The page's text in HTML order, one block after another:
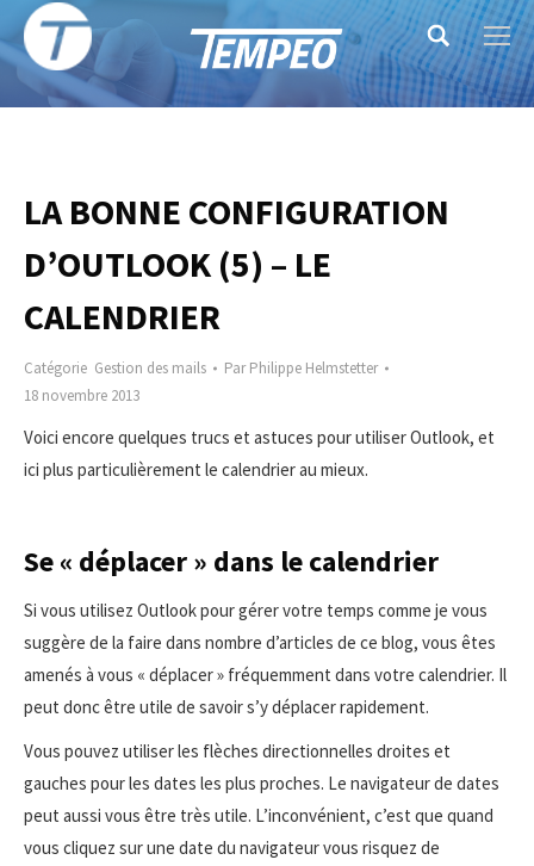
Search:
LA BONNE CONFIGURATION
D’OUTLOOK (5) – LE
CALENDRIER
Catégorie Gestion des mails ParPhilippe Helmstetter
18 novembre 2013
Voici encore quelques trucs et astuces pour utiliser Outlook, et
ici plus particulièrement le calendrier au mieux.
Se « déplacer » dans le calendrier
Si vous utilisez Outlook pour gérer votre temps comme je vous
suggère de la faire dans nombre d’articles de ce blog, vous êtes
amenés à vous « déplacer » fréquemment dans votre calendrier. Il
peut donc être utile de savoir s’y déplacer rapidement.
Vous pouvez utiliser les flèches directionnelles droites et
gauches pour les dates les plus proches. Le navigateur de dates
peut aussi vous être très utile. L’inconvénient, c’est que quand
vous cliquez sur une date du navigateur vous risquez de